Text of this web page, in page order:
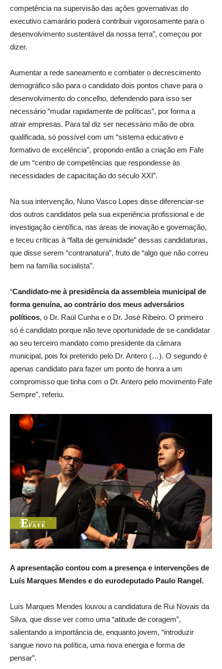
competência na supervisão das ações governativas do
executivo camarário poderá contribuir vigorosamente para o
desenvolvimento sustentável da nossa terra”, começou por
dizer.
Aumentar a rede saneamento e combater o decrescimento
demográfico são para o candidato dois pontos chave para o
desenvolvimento do concelho, defendendo para isso ser
necessário “mudar rapidamente de políticas”, por forma a
atrair empresas. Para tal diz ser necessário mão de obra
qualificada, só possível com um “sistema educativo e
formativo de excelência”, propondo então a criação em Fafe
de um “centro de competências que respondesse às
necessidades de capacitação do século XXI”.
Na sua intervenção, Nuno Vasco Lopes disse diferenciar-se
dos outros candidatos pela sua experiência profissional e de
investigação científica, nas áreas de inovação e governação,
e teceu críticas à “falta de genuinidade” dessas candidaturas,
que disse serem “contranatura”, fruto de “algo que não correu
bem na família socialista”.
“Candidato-me à presidência da assembleia municipal de
forma genuína, ao contrário dos meus adversários
políticos, o Dr. Raúl Cunha e o Dr. José Ribeiro. O primeiro
só é candidato porque não teve oportunidade de se candidatar
ao seu terceiro mandato como presidente da câmara
municipal, pois foi preterido pelo Dr. Antero (…). O segundo é
apenas candidato para fazer um ponto de honra a um
compromisso que tinha com o Dr. Antero pelo movimento Fafe
Sempre”, referiu.
A apresentação contou com a presença e intervenções de
Luís Marques Mendes e do eurodeputado Paulo Rangel.
Luís Marques Mendes louvou a candidatura de Rui Novais da
Silva, que disse ver como uma “atitude de coragem”,
salientando a importância de, enquanto jovem, “introduzir
sangue novo na política, uma nova energia e forma de
pensar”.